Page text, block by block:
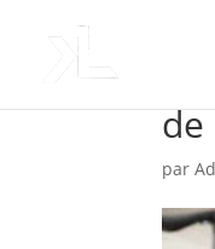
de
par